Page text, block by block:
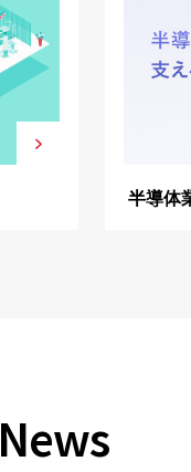
半導体
News